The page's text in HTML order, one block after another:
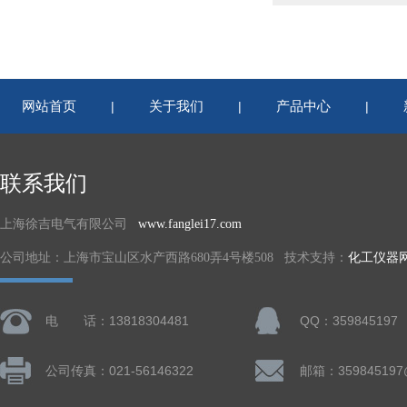
网站首页 | 关于我们 | 产品中心 |
联系我们
上海徐吉电气有限公司 www.fanglei17.com
公司地址：上海市宝山区水产西路680弄4号楼508 技术支持： 化工仪器
电 话：13818304481 QQ：359845197
公司传真：021-56146322 邮箱：